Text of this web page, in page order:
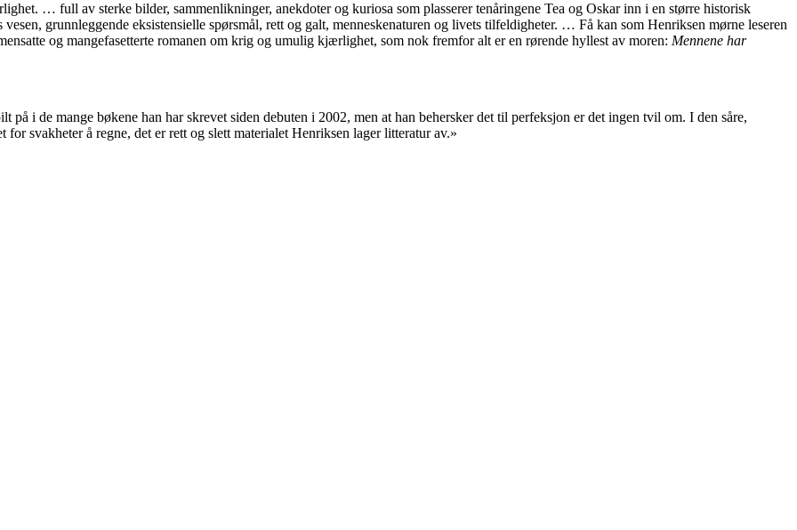
… full av sterke bilder, sammenlikninger, anekdoter og kuriosa som plasserer tenåringene Tea og Oskar inn i en større historisk
grunnleggende eksistensielle spørsmål, rett og galt, menneskenaturen og livets tilfeldigheter. … Få kan som Henriksen mørne leseren
og mangefasetterte romanen om krig og umulig kjærlighet, som nok fremfor alt er en rørende hyllest av moren: Mennene har
i de mange bøkene han har skrevet siden debuten i 2002, men at han behersker det til perfeksjon er det ingen tvil om. I den såre,
svakheter å regne, det er rett og slett materialet Henriksen lager litteratur av.»